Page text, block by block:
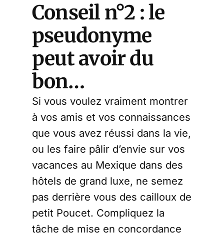
Conseil n°2 : le
pseudonyme
peut avoir du
bon…
Si vous voulez vraiment montrer
à vos amis et vos connaissances
que vous avez réussi dans la vie,
ou les faire pâlir d’envie sur vos
vacances au Mexique dans des
hôtels de grand luxe, ne semez
pas derrière vous des cailloux de
petit Poucet. Compliquez la
tâche de mise en concordance